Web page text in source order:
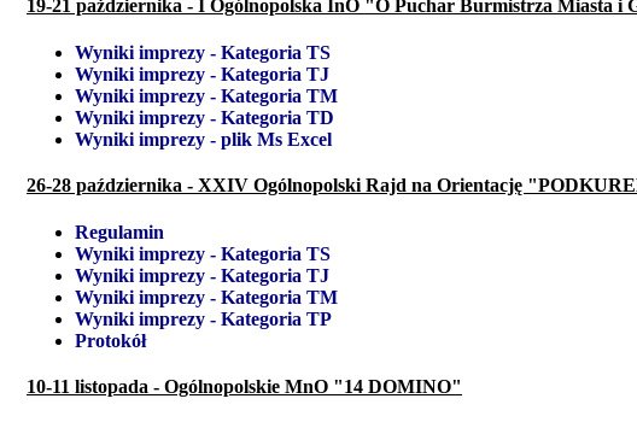
19-21 pażdziernika - I Ogólnopolska InO "O Puchar Burmistrza Miasta i
Wyniki imprezy - Kategoria TS
Wyniki imprezy - Kategoria TJ
Wyniki imprezy - Kategoria TM
Wyniki imprezy - Kategoria TD
Wyniki imprezy - plik Ms Excel
26-28 października - XXIV Ogólnopolski Rajd na Orientację
Regulamin
Wyniki imprezy - Kategoria TS
Wyniki imprezy - Kategoria TJ
Wyniki imprezy - Kategoria TM
Wyniki imprezy - Kategoria TP
Protokół
10-11 listopada - Ogólnopolskie MnO "14 DOMINO"